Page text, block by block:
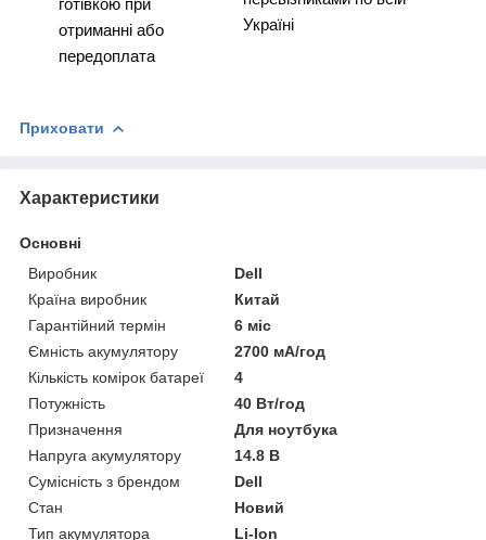
отриманні або
передоплата
Україні
Приховати
Характеристики
Основні
Виробник
Dell
Країна виробник
Китай
Гарантійний термін
6 міс
Ємність акумулятору
2700 мА/год
Кількість комірок батареї
4
Потужність
40 Вт/год
Призначення
Для ноутбука
Напруга акумулятору
14.8 В
Сумісність з брендом
Dell
Стан
Новий
Тип акумулятора
Li-Ion